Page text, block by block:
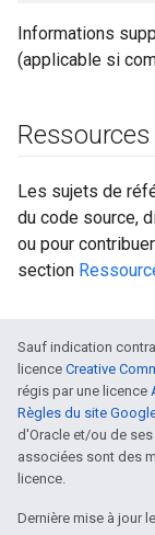
Informations
(applicable si
Ressources
Les sujets de
du code source,
ou pour
section
Sauf indication
licence Creative
régis par une licence
Règles du site
d'Oracle et/ou de
associées sont des
licence.
Dernière mise à jour